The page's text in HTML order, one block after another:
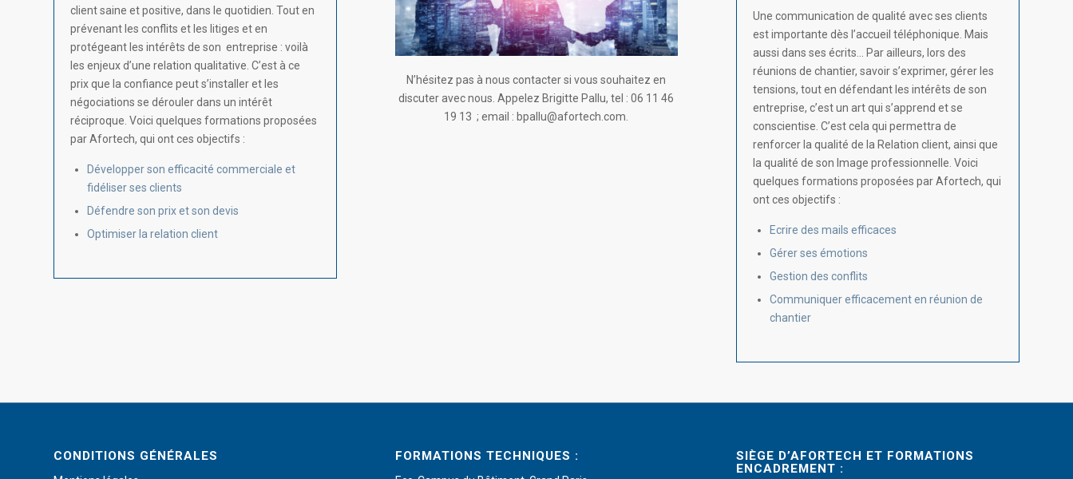
client saine et positive, dans le quotidien. Tout en
prévenant les conflits et les litiges et en
protégeant les intérêts de son entreprise : voilà
les enjeux d’une relation qualitative. C’est à ce
prix que la confiance peut s’installer et les
négociations se dérouler dans un intérêt
réciproque. Voici quelques formations proposées
par Afortech, qui ont ces objectifs :
Développer son efficacité commerciale et
fidéliser ses clients
Défendre son prix et son devis
Optimiser la relation client
N’hésitez pas à nous contacter si vous souhaitez en
discuter avec nous. Appelez Brigitte Pallu, tel : 06 11 46
19 13 ; email : bpallu@afortech.com.
Une communication de qualité avec ses clients
est importante dès l’accueil téléphonique. Mais
aussi dans ses écrits… Par ailleurs, lors des
réunions de chantier, savoir s’exprimer, gérer les
tensions, tout en défendant les intérêts de son
entreprise, c’est un art qui s’apprend et se
conscientise. C’est cela qui permettra de
renforcer la qualité de la Relation client, ainsi que
la qualité de son Image professionnelle. Voici
quelques formations proposées par Afortech, qui
ont ces objectifs :
Ecrire des mails efficaces
Gérer ses émotions
Gestion des conflits
Communiquer efficacement en réunion de
chantier
CONDITIONS GÉNÉRALES FORMATIONS TECHNIQUES :
SIÈGE D’AFORTECH ET FORMATIONS
ENCADREMENT :